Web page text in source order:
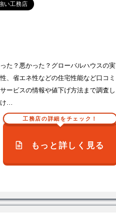
い工務店
た？悪かった？グローバルハウスの実
、省エネ性などの住宅性能など口コミ
ービスの情報や値下げ方法まで調査し
け…
工務店の詳細をチェック！
もっと詳しく見る